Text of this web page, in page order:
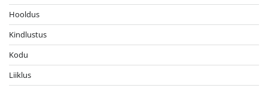
Hooldus
Kindlustus
Kodu
Liiklus